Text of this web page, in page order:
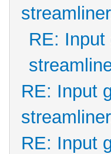
RE:
RE: Input
RE: Input